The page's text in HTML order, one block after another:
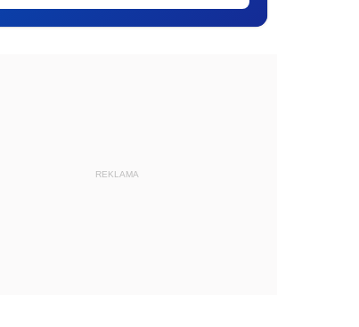
REKLAMA